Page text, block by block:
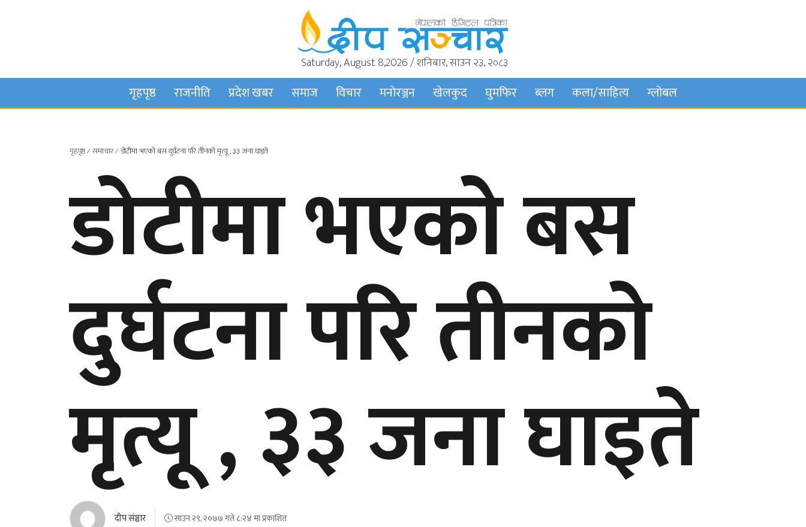
Saturday, August 8,2026 / शनिबार, साउन २३, २०८३
गृहपृष्ठ राजनीति प्रदेश खबर समाज विचार मनाेरञ्जन खेलकुद घुमफिर ब्लग कला/साहित्य ग्लोबल
गृहपृष्ठ∕समाचार∕डोटीमा भएको बस दुर्घटना परि तीनको मृत्यू , ३३ जना घाइते
डोटीमा भएको बस
दुर्घटना परि तीनको
मृत्यू , ३३ जना घाइते
दीप संञ्चार साउन २९, २०७७ गते ८:२४ मा प्रकाशित